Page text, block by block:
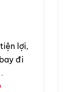
lợi,